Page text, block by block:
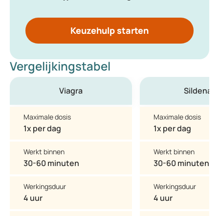
Keuzehulp starten
Vergelijkingstabel
Viagra
Maximale dosis
1x per dag
Werkt binnen
30-60 minuten
Werkingsduur
4 uur
Sildenafil
Maximale dosis
1x per dag
Werkt binnen
30-60 minuten
Werkingsduur
4 uur